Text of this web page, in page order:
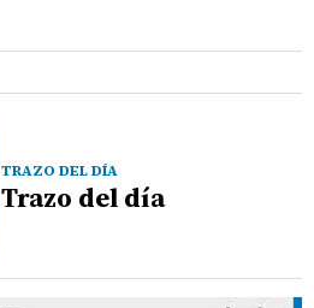
TRAZO DEL DÍA
Trazo del día